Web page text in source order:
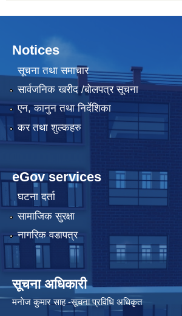
Notices
सूचना तथा समाचार
सार्वजनिक खरीद /बोलपत्र सूचना
एन, कानुन तथा निर्देशिका
कर तथा शुल्कहरु
eGov services
घटना दर्ता
सामाजिक सुरक्षा
नागरिक वडापत्र
सूचना अधिकारी
मनाेज कुमार साह -सूचना प्रविधि अधिकृत